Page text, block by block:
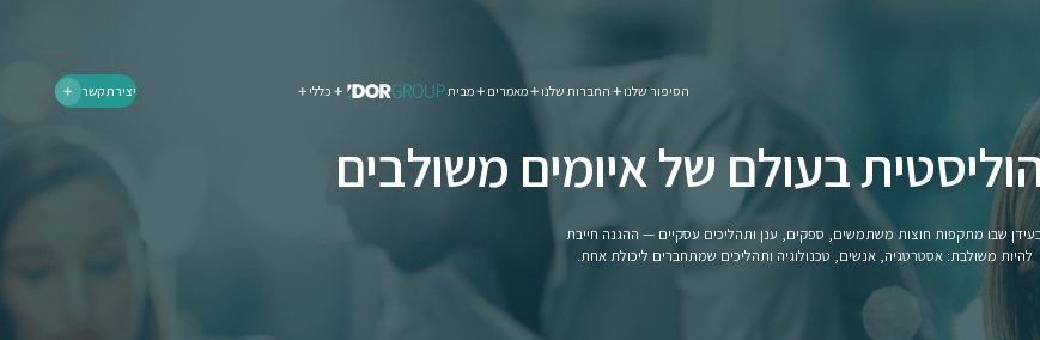
הסיפור שלנו החברות שלנו מאמרים מבית כללי
יצירת קשר
בעולם של איומים משולבים
שבו מתקפות חוצות משתמשים, ספקים, ענן ותהליכים עסקיים — ההגנה חייבת
להיות משולבת: אסטרטגיה, אנשים, טכנולוגיה ותהליכים שמתחברים ליכולת אחת.